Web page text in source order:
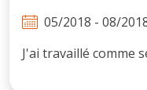
05/2018 - 08/
J'ai travaillé comme